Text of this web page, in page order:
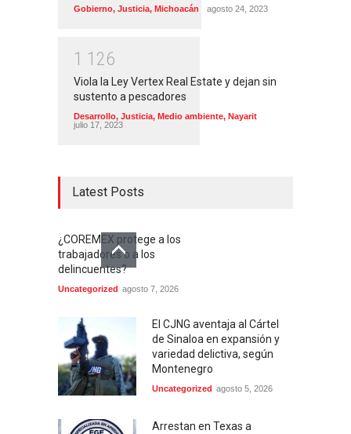
Gobierno, Justicia, Michoacán agosto 24, 2023
1 1 26
Viola la Ley Vertex Real Estate y dejan sin
sustento a pescadores
Desarrollo, Justicia, Medio ambiente, Nayarit
julio 17, 2023
Latest Posts
¿COREMEX protege a los
trabajadores o a los
delincuentes?
Uncategorized agosto 7, 2026
El CJNG aventaja al Cártel
de Sinaloa en expansión y
variedad delictiva, según
Montenegro
Uncategorized agosto 5, 2026
Arrestan en Texas a